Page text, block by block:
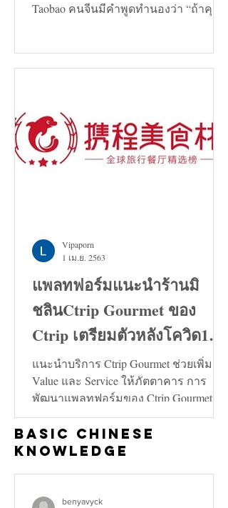
Taobao คนจีนมีคำพูดทำนองว่า “ถ้าคุณ
แพลทฟอร์มแนะนำร้านมิ
ชลินCtrip Gourmet ของ
Ctrip เตรียมตัวหลังโควิด19
คลี่คลาย
แนะนำบริการ Ctrip Gourmet ช่วยเพิ่ม
Value และ Service ให้ภัตตาคาร การ
พัฒนาแพลทฟอร์มของ Ctrip Gourmet จะ
ช่วยเพิ่มทั้งในด้าน Value และ...
Vipaporn
1 เม.ย. 2563
Basic Chinese
Knowledge
benyavyck